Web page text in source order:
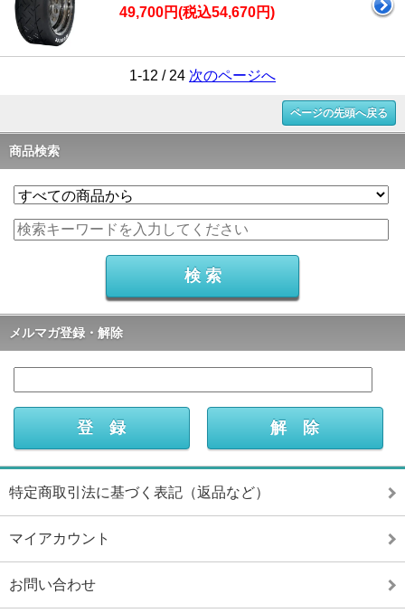
49,700円(税込54,670円)
1-12 / 24 次のページへ
ページの先頭へ戻る
商品検索
メルマガ登録・解除
特定商取引法に基づく表記（返品など）
マイアカウント
お問い合わせ